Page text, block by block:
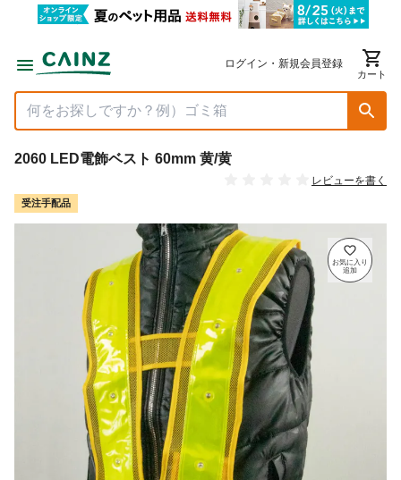
ログイン・新規会員登録
カート
2060 LED電飾ベスト 60mm 黄/黄
レビューを書く
受注手配品